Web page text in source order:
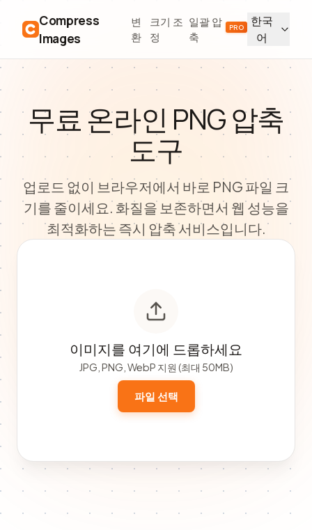
Compress
Images
변
환
크기 조
정
일괄 압
축
PRO
한국
어
무료 온라인 PNG 압축
도구
업로드 없이 브라우저에서 바로 PNG 파일 크
기를 줄이세요. 화질을 보존하면서 웹 성능을
최적화하는 즉시 압축 서비스입니다.
이미지를 여기에 드롭하세요
JPG, PNG, WebP 지원 (최대 50MB)
파일 선택